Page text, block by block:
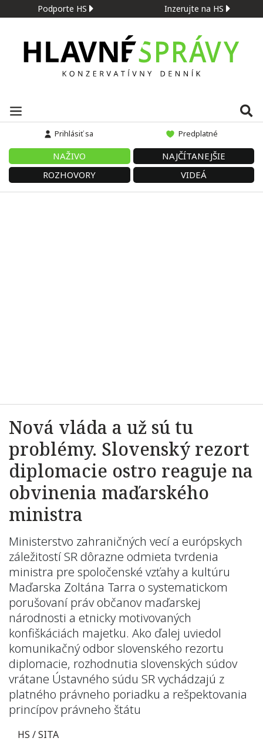
Podporte HS Inzerujte na HS
Prihlásiť sa Predplatné
NAŽIVO
NAJČÍTANEJŠIE
ROZHOVORY
VIDEÁ
Nová vláda a už sú tu
problémy. Slovenský rezort
diplomacie ostro reaguje na
obvinenia maďarského
ministra
Ministerstvo zahraničných vecí a európskych
záležitostí SR dôrazne odmieta tvrdenia
ministra pre spoločenské vzťahy a kultúru
Maďarska Zoltána Tarra o systematickom
porušovaní práv občanov maďarskej
národnosti a etnicky motivovaných
konfiškáciách majetku. Ako ďalej uviedol
komunikačný odbor slovenského rezortu
diplomacie, rozhodnutia slovenských súdov
vrátane Ústavného súdu SR vychádzajú z
platného právneho poriadku a rešpektovania
princípov právneho štátu
HS / SITA